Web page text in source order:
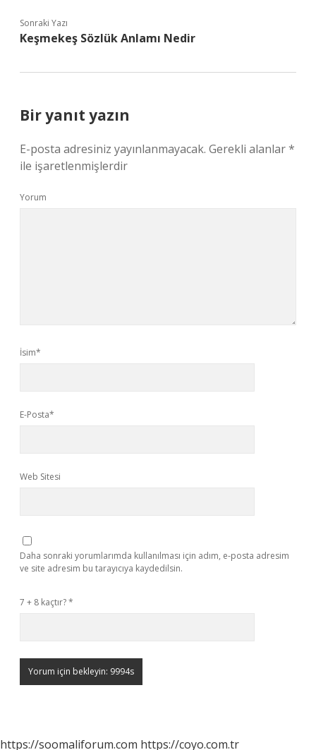
Sonraki Yazı
Keşmekeş Sözlük Anlamı Nedir
Bir yanıt yazın
E-posta adresiniz yayınlanmayacak. Gerekli alanlar*
ile işaretlenmişlerdir
Yorum
İsim*
E-Posta*
Web Sitesi
Daha sonraki yorumlarımda kullanılması için adım, e-posta adresim
ve site adresim bu tarayıcıya kaydedilsin.
7 + 8 kaçtır?*
https://soomaliforum.com https://coyo.com.tr